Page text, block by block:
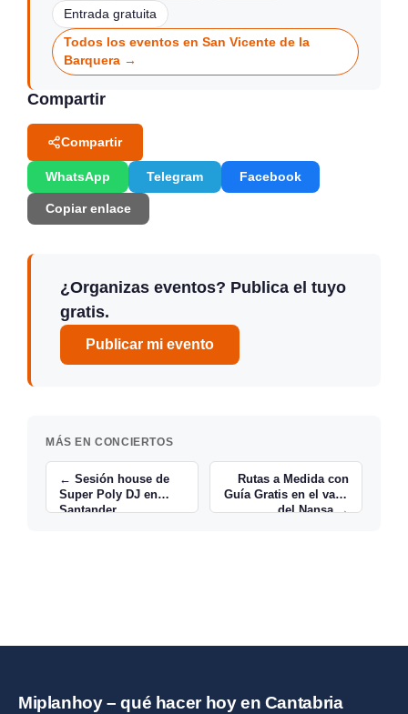
Entrada gratuita
Todos los eventos en San Vicente de la
Barquera →
Compartir
Compartir
WhatsApp Telegram Facebook
Copiar enlace
¿Organizas eventos? Publica el tuyo
gratis.
Publicar mi evento
MÁS EN CONCIERTOS
← Sesión house de
Super Poly DJ en
Santander
Rutas a Medida con
Guía Gratis en el valle
del Nansa →
Miplanhoy – qué hacer hoy en Cantabria